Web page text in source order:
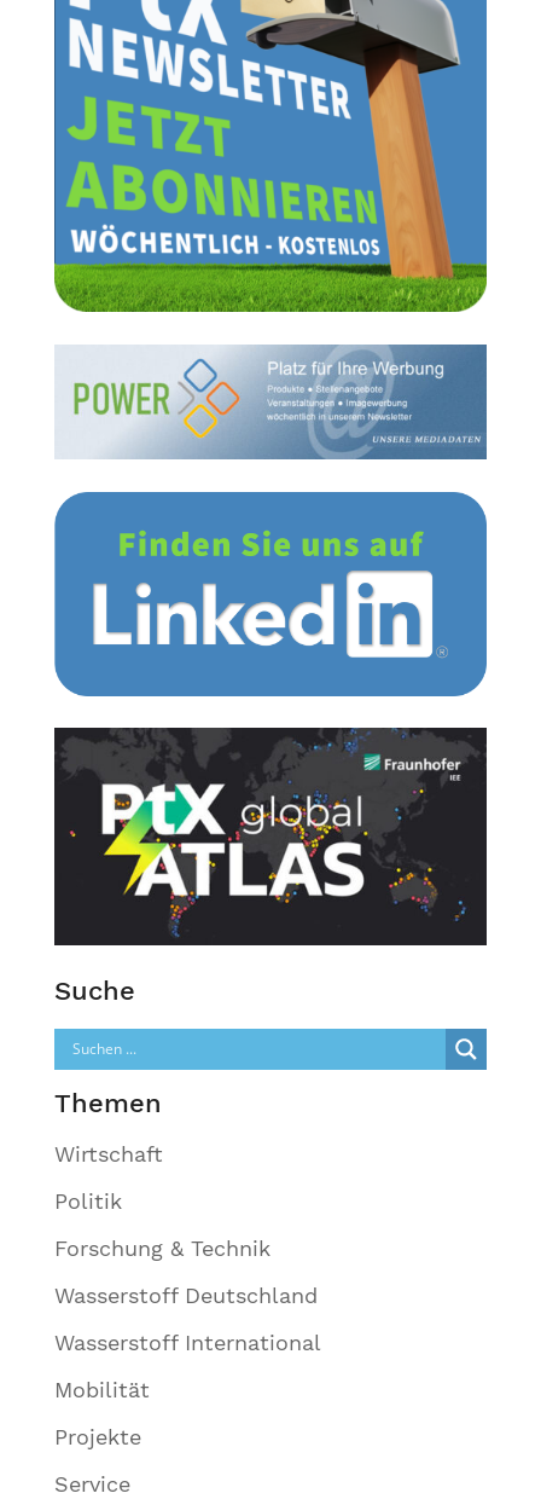
Suche
Themen
Wirtschaft
Politik
Forschung & Technik
Wasserstoff Deutschland
Wasserstoff International
Mobilität
Projekte
Service